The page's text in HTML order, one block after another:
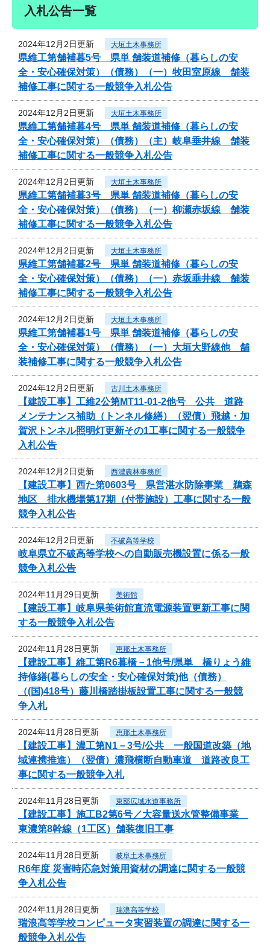
入札公告一覧
2024年12月2日更新 大垣土木事務所
県維工第舗補暮5号 県単 舗装道補修（暮らしの安
全・安心確保対策）（債務）（一）牧田室原線 舗装
補修工事に関する一般競争入札公告
2024年12月2日更新 大垣土木事務所
県維工第舗補暮4号 県単 舗装道補修（暮らしの安
全・安心確保対策）（債務）（主）岐阜垂井線 舗装
補修工事に関する一般競争入札公告
2024年12月2日更新 大垣土木事務所
県維工第舗補暮3号 県単 舗装道補修（暮らしの安
全・安心確保対策）（債務）（一）柳瀬赤坂線 舗装
補修工事に関する一般競争入札公告
2024年12月2日更新 大垣土木事務所
県維工第舗補暮2号 県単 舗装道補修（暮らしの安
全・安心確保対策）（債務）（一）赤坂垂井線 舗装
補修工事に関する一般競争入札公告
2024年12月2日更新 大垣土木事務所
県維工第舗補暮1号 県単 舗装道補修（暮らしの安
全・安心確保対策）（債務）（一）大垣大野線他 舗
装補修工事に関する一般競争入札公告
2024年12月2日更新 古川土木事務所
【建設工事】工維2公第MT11-01-2他号 公共 道路
メンテナンス補助（トンネル修繕）（翌債）飛越・加
賀沢トンネル照明灯更新その1工事に関する一般競争
入札公告
2024年12月2日更新 西濃農林事務所
【建設工事】西た第0603号 県営湛水防除事業 鵜森
地区 排水機場第17期（付帯施設）工事に関する一般
競争入札公告
2024年12月2日更新 不破高等学校
岐阜県立不破高等学校への自動販売機設置に係る一般
競争入札公告
2024年11月29日更新 美術館
【建設工事】岐阜県美術館直流電源装置更新工事に関
する一般競争入札公告
2024年11月28日更新 恵那土木事務所
【建設工事】維工第R6暮橋－1他号/県単 橋りょう維
持修繕(暮らしの安全・安心確保対策)他（債務）
（(国)418号）藤川橋踏掛板設置工事に関する一般競
争入札
2024年11月28日更新 恵那土木事務所
【建設工事】濃工第N1－3号/公共 一般国道改築（地
域連携推進）（翌債）濃飛横断自動車道 道路改良工
事に関する一般競争入札
2024年11月28日更新 東部広域水道事務所
【建設工事】施工B2第6号／大容量送水管整備事業
東濃第8幹線（1工区）舗装復旧工事
2024年11月28日更新 岐阜土木事務所
R6年度 災害時応急対策用資材の調達に関する一般競
争入札公告
2024年11月28日更新 瑞浪高等学校
瑞浪高等学校コンピュータ実習装置の調達に関する一
般競争入札公告